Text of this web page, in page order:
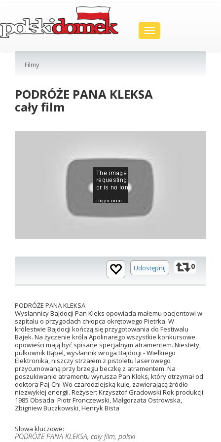
Toggle
navigation
Filmy
PODRÓŻE PANA KLEKSA
cały film
0
Udostępnij
PODRÓŻE PANA KLEKSA
Wysłannicy Bajdocji Pan Kleks opowiada małemu pacjentowi w
szpitalu o przygodach chłopca okrętowego Pietrka. W
królestwie Bajdocji kończą się przygotowania do Festiwalu
Bajek. Na życzenie króla Apolinarego wszystkie konkursowe
opowieści mają być spisane specjalnym atramentem. Niestety,
pułkownik Bąbel, wysłannik wroga Bajdocji - Wielkiego
Elektronika, niszczy strzałem z pistoletu laserowego
przycumowaną przy brzegu beczkę z atramentem. Na
poszukiwanie atramentu wyrusza Pan Kleks, który otrzymał od
doktora Paj-Chi-Wo czarodziejską kulę, zawierającą źródło
niezwykłej energii. Reżyser: Krzysztof Gradowski Rok produkcji:
1985 Obsada: Piotr Fronczewski, Małgorzata Ostrowska,
Zbigniew Buczkowski, Henryk Bista
Słowa kluczowe:
PODRÓŻE PANA KLEKSA, cały film, polski